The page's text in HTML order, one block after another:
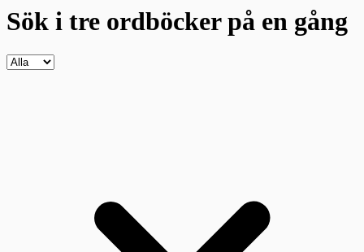
Sök i tre ordböckerpå en gång